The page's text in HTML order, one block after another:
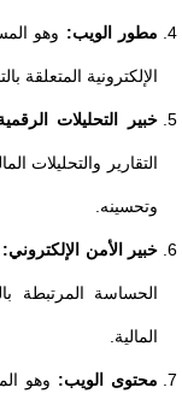
مطور الويب: وهو
الإلكترونية المتعلقة
خبير التحليلات
التقارير والتحليلات
وتحسينه.
خبير الأمن الإلكتروني:
الحساسة المرتبطة
المالية.
محتوى الويب: وهو